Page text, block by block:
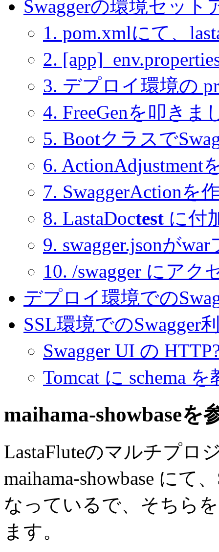
Swaggerの環境セット
1. pom.xmlにて、
2.
3. デプロイ環境の
4. FreeGenを叩きま
5. Bootクラスで
6. ActionAdjustment
7. SwaggerActionを
8. LastaDoctest に付
9. swagger.jsonが
10. /swagger にア
デプロイ環境での
SSL環境でのSwagger
Swagger UI の
Tomcat に schema
maihama-showbaseを
LastaFluteのマルチプロ
maihama-showbase にて
なっているで、そちら
ます。